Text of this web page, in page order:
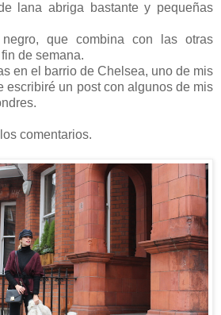
lana abriga bastante y pequeñas
que combina con las otras
de semana.
en el barrio de Chelsea, uno de mis
escribiré un post con algunos de mis
comentarios.